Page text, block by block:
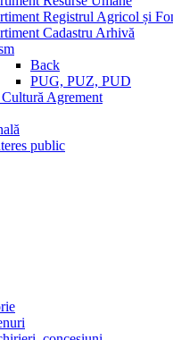
Registrul Agricol și
Cadastru Arhivă
Back
PUG, PUZ, PUD
Agrement
public